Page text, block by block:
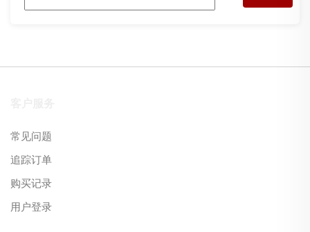
常见问题
追踪订单
购买记录
用户登录